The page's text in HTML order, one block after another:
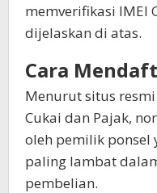
memverifikasi IMEI
dijelaskan di atas.
Cara
Menurut situs
Cukai dan Pajak,
oleh pemilik ponsel
paling lambat
pembelian.